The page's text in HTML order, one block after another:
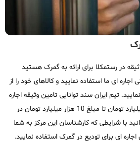
در رستمکلا برای ارائه به گمرک هستید
اجاره ای ما استفاده نمایید و کالاهای خود را از
تیم ایران سند توانایی تامین وثیقه اجاره
ای برای گمرک از مبلغ 1 میلیارد تومان تا مبلغ 10 هزار میلیارد تومان در
با شرایطی که کارشناسان این مرکز به شما
ای برای تودیع در گمرک استفاده نمایید.